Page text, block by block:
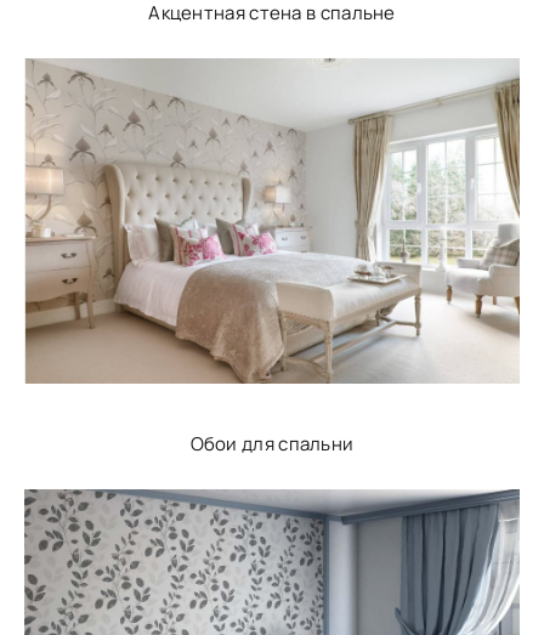
Акцентная стена в спальне
Обои для спальни